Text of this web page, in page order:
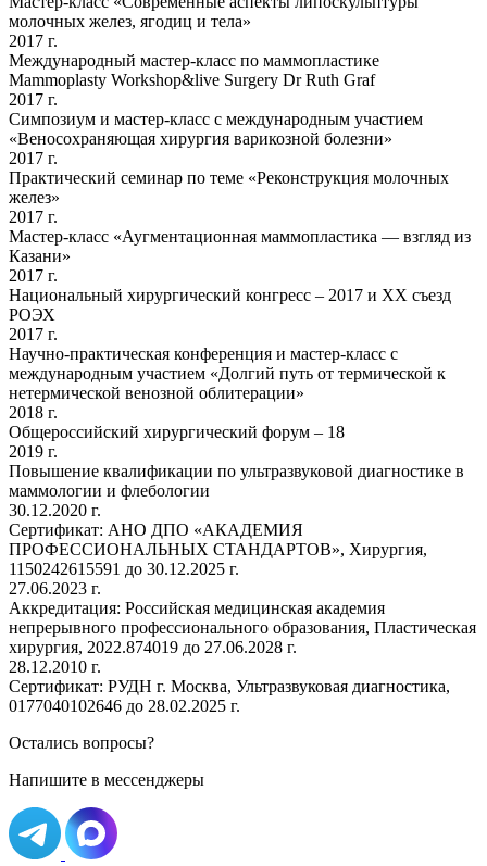
молочных желез, ягодиц и тела»
2017 г.
Международный мастер-класс по маммопластике
Mammoplasty Workshop&live Surgery Dr Ruth Graf
2017 г.
Симпозиум и мастер-класс с международным участием
«Веносохраняющая хирургия варикозной болезни»
2017 г.
Практический семинар по теме «Реконструкция молочных
желез»
2017 г.
Мастер-класс «Аугментационная маммопластика — взгляд из
Казани»
2017 г.
Национальный хирургический конгресс – 2017 и XX съезд
РОЭХ
2017 г.
Научно-практическая конференция и мастер-класс с
международным участием «Долгий путь от термической к
нетермической венозной облитерации»
2018 г.
Общероссийский хирургический форум – 18
2019 г.
Повышение квалификации по ультразвуковой диагностике в
маммологии и флебологии
30.12.2020 г.
Сертификат: АНО ДПО «АКАДЕМИЯ
ПРОФЕССИОНАЛЬНЫХ СТАНДАРТОВ», Хирургия,
1150242615591 до 30.12.2025 г.
27.06.2023 г.
Аккредитация: Российская медицинская академия
непрерывного профессионального образования, Пластическая
хирургия, 2022.874019 до 27.06.2028 г.
28.12.2010 г.
Сертификат: РУДН г. Москва, Ультразвуковая диагностика,
0177040102646 до 28.02.2025 г.
Остались вопросы?
Напишите в мессенджеры